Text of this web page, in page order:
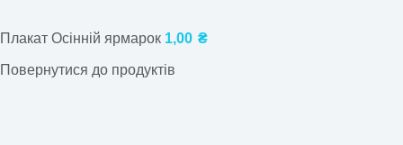
Плакат Осінній ярмарок 1,00 ₴
Повернутися до продуктів